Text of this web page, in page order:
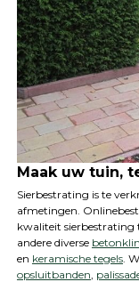
Maak uw tuin,
Sierbestrating is te
afmetingen.
kwaliteit sierbestrating
andere diverse
en keramische tegels.
opsluitbanden